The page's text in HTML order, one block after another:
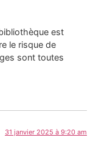
est
le risque de
sont toutes
31 janvier 2025 à 9:20 am